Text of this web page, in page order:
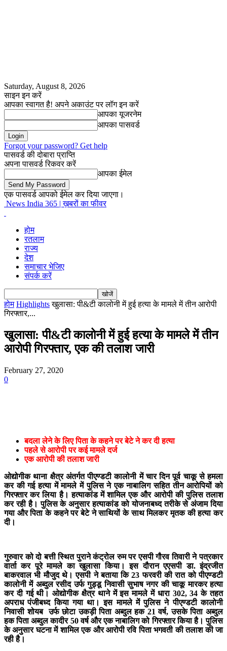
Saturday, August 8, 2026
साइन इन करें
आपका स्वागत है! अपने अकाउंट पर लॉग इन करें
आपका यूजरनेम
आपका पासवर्ड
Forgot your password? Get help
पासवर्ड की दोबारा प्राप्ति
अपना पासवर्ड रिकवर करें
आपका ईमेल
एक पासवर्ड आपको ईमेल कर दिया जाएगा।
News India 365 | ख़बरों का फीवर
होम
रतलाम
राज्य
देश
समाचार भेजिए
संपर्क करें
होम Highlights खुलासा: पी&टी कालोनी में हुई हत्या के मामले में तीन आरोपी
गिरफ्तार,...
खुलासा: पी&टी कालोनी में हुई हत्या के मामले में तीन
आरोपी गिरफ्तार, एक की तलाश जारी
February 27, 2020
0
बदला लेने के लिए पिता के कहने पर बेटे ने कर दी हत्या
पहले से आरोपी पर कई मामले दर्ज
एक आरोपी की तलाश जारी
ओद्योगीक थाना क्षैत्र अंतर्गत पीएण्डटी कालोनी में चार दिन पूर्व चाकू से हमला
कर की गई हत्या में मामले में पुलिस ने एक नाबालिग सहित तीन आरोपियों को
गिरफ्तार कर लिया है। हत्याकांड में शामिल एक और आरोपी की पुलिस तलाश
कर रही है। पुलिस के अनुसार हत्याकांड को योजनाबध्द तरीके से अंजाम दिया
गया और पिता के कहने पर बेटे ने साथियों के साथ मिलकर मृतक की हत्या कर
दी।
गुरुवार को दो बत्ती स्थित पुराने कंट्रोल रुम पर एसपी गौरव तिवारी ने पत्रकार
वार्ता कर पूरे मामले का खुलासा किया। इस दौरान एएसपी डा. इंद्रजीत
बाकरवाल भी मौजुद थे। एसपी ने बताया कि 23 फरवरी की रात को पीएण्डटी
कालोनी में अब्दुल रसीद उर्फ गुड्डू निवासी सुभाष नगर की चाकू मारकर हत्या
कर दी गई थी। ओद्योगीक क्षैत्र थाने में इस मामले में धारा 302, 34 के तहत
अपराध पंजीबध्द किया गया था। इस मामले में पुलिस ने पीएण्डटी कालोनी
निवासी शोयब उर्फ छोटा उकड़ी पिता अब्दुल हक 21 वर्ष, उसके पिता अब्दुल
हक पिता अब्दुल कादीर 50 वर्ष और एक नाबालिग को गिरफ्तार किया है। पुलिस
के अनुसार घटना में शामिल एक और आरोपी रवि पिता भगवती की तलाश की जा
रही है।